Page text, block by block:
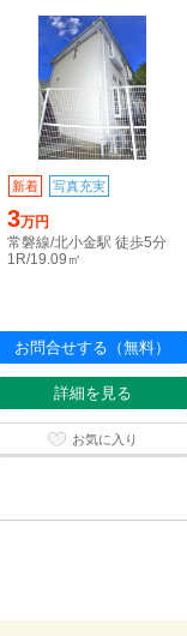
新着 写真充実
3万円
常磐線/北小金駅 徒歩5分
1R/19.09㎡
お問合せする（無料）
詳細を見る
お気に入り